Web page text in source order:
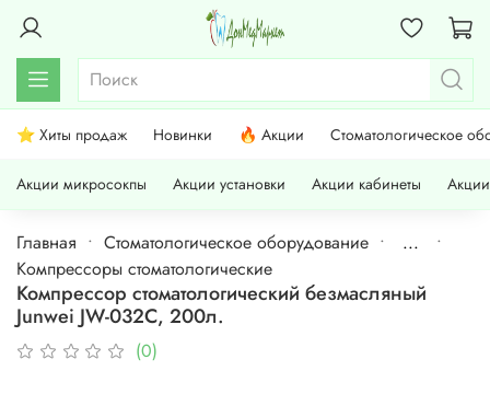
⭐ Хиты продаж Новинки 🔥 Акции Стоматологическое
Акции микросокпы Акции установки Акции кабинеты
Главная Стоматологическое оборудование
...
Компрессоры стоматологические
Компрессор стоматологический безмасляный
Junwei JW-032C, 200л.
(0)